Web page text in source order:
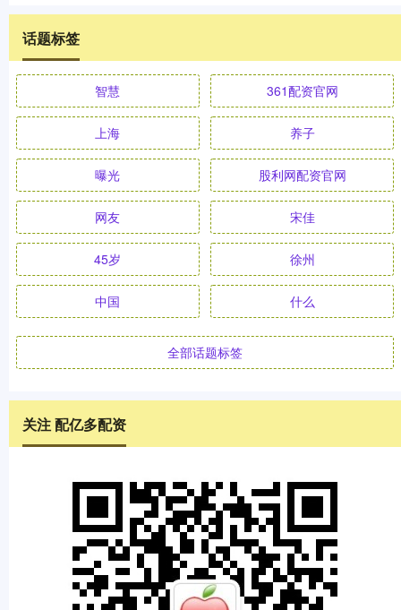
话题标签
智慧 361配资官网
上海 养子
曝光 股利网配资官网
网友 宋佳
45岁 徐州
中国 什么
全部话题标签
关注 配亿多配资